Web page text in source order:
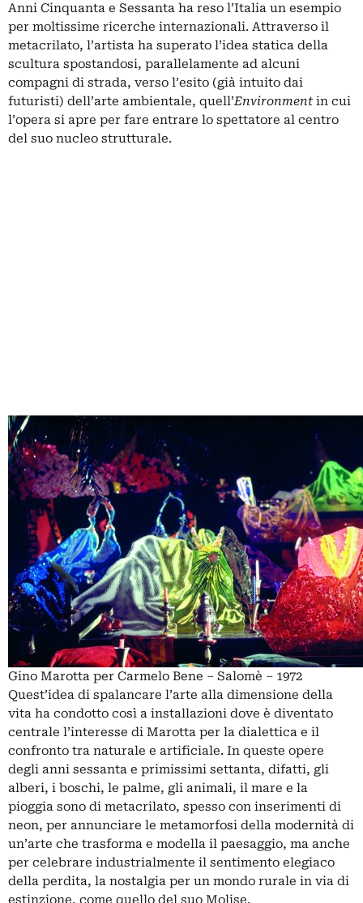
Anni Cinquanta e Sessanta ha reso l’Italia un esempio
per moltissime ricerche internazionali. Attraverso il
metacrilato, l’artista ha superato l’idea statica della
scultura spostandosi, parallelamente ad alcuni
compagni di strada, verso l’esito (già intuito dai
futuristi) dell’arte ambientale, quell’Environment in cui
l’opera si apre per fare entrare lo spettatore al centro
del suo nucleo strutturale.
Gino Marotta per Carmelo Bene – Salomè – 1972
Quest’idea di spalancare l’arte alla dimensione della
vita ha condotto così a installazioni dove è diventato
centrale l’interesse di Marotta per la dialettica e il
confronto tra naturale e artificiale. In queste opere
degli anni sessanta e primissimi settanta, difatti, gli
alberi, i boschi, le palme, gli animali, il mare e la
pioggia sono di metacrilato, spesso con inserimenti di
neon, per annunciare le metamorfosi della modernità di
un’arte che trasforma e modella il paesaggio, ma anche
per celebrare industrialmente il sentimento elegiaco
della perdita, la nostalgia per un mondo rurale in via di
estinzione, come quello del suo Molise.